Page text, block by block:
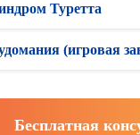
Туретта
(игровая
Бесплатная